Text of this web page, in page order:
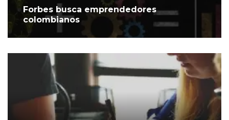
Forbes busca emprendedores
colombianos